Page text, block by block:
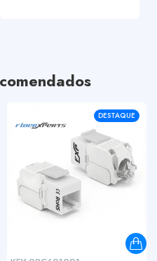
DESTAQUE